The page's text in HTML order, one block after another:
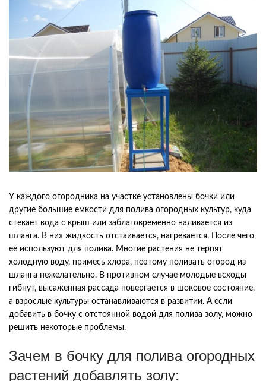
У каждого огородника на участке установлены бочки или
другие большие емкости для полива огородных культур, куда
стекает вода с крыш или заблаговременно наливается из
шланга. В них жидкость отстаивается, нагревается. После чего
ее используют для полива. Многие растения не терпят
холодную воду, примесь хлора, поэтому поливать огород из
шланга нежелательно. В противном случае молодые всходы
гибнут, высаженная рассада повергается в шоковое состояние,
а взрослые культуры останавливаются в развитии. А если
добавить в бочку с отстоянной водой для полива золу, можно
решить некоторые проблемы.
Зачем в бочку для полива огородных
растений добавлять золу: